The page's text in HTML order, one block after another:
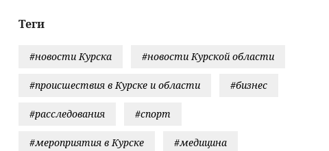
Теги
#новости Курска #новости Курской области
#происшествия в Курске и области #бизнес
#расследования #спорт
#мероприятия в Курске #медицина